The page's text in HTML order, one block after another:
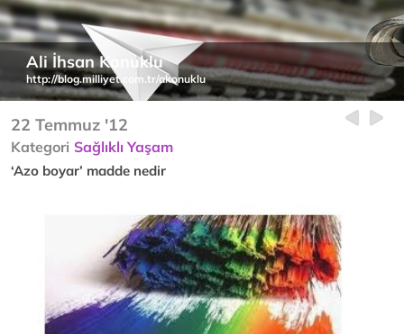
Ali İhsan Konuklu
http://blog.milliyet.com.tr/akonuklu
22 Temmuz '12
Kategori Sağlıklı Yaşam
‘Azo boyar’ madde nedir